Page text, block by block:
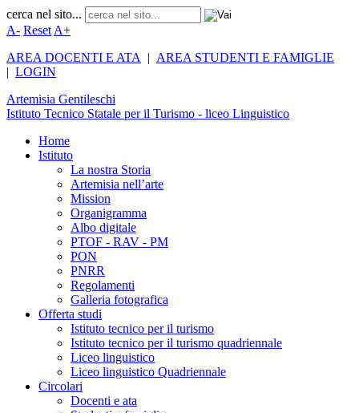
cerca nel sito...
A- Reset A+
AREA DOCENTI E ATA
| AREA STUDENTI E FAMIGLIE
| LOGIN
Artemisia Gentileschi
Istituto Tecnico Statale per il Turismo - liceo Linguistico
Home
Istituto
La nostra Storia
Artemisia nell’arte
Mission
Organigramma
Albo digitale
PTOF - RAV - PM
PON
PNRR
Regolamenti
Galleria fotografica
Offerta studi
Istituto tecnico per il turismo
Istituto tecnico per il turismo quadriennale
Liceo linguistico
Liceo linguistico Quadriennale
Circolari
Docenti e ata